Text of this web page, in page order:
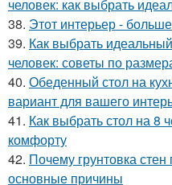
человек: как выбрать
38. Этот интерьер -
39. Как выбрать
человек: советы по
40. Обеденный стол на
вариант для вашего
41. Как выбрать стол на 8
комфорту
42. Почему грунтовка
основные причины